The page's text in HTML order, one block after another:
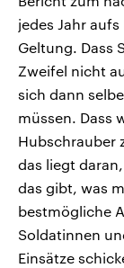
jedes Jahr
Geltung. Dass
Zweifel nicht
sich dann
müssen. Dass
Hubschrauber
das liegt
das gibt, was
bestmögliche
Soldatinnen
Einsätze